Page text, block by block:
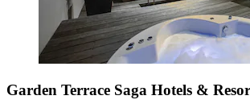
Garden Terrace Saga Hotels &